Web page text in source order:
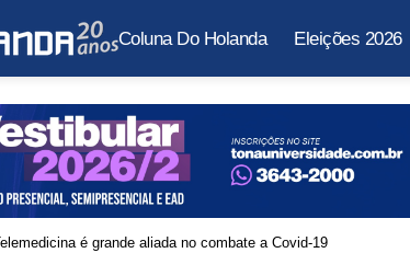
Coluna Do Holanda Eleições 2026
é grande aliada no combate a Covid-19